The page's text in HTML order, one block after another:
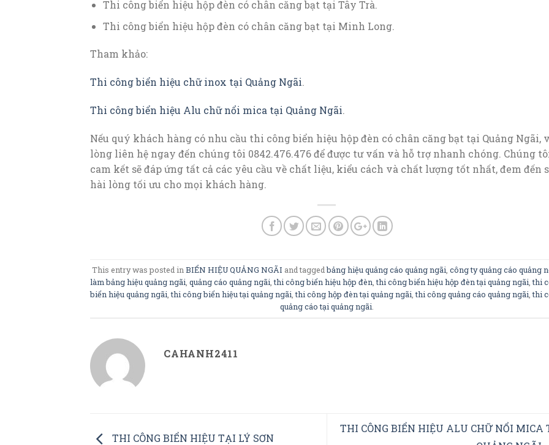
Thi công biển hiệu hộp đèn có chân căng bạt tại Tây Trà.
Thi công biển hiệu hộp đèn có chân căng bạt tại Minh Long.
Tham khảo:
Thi công biển hiệu chữ inox tại Quảng Ngãi.
Thi công biển hiệu Alu chữ nổi mica tại Quảng Ngãi.
Nếu quý khách hàng có nhu cầu thi công biển hiệu hộp đèn có chân căng bạt tại Quảng Ngãi,
lòng liên hệ ngay đến chúng tôi 0842.476.476 để được tư vấn và hỗ trợ nhanh chóng. Chúng
cam kết sẽ đáp ứng tất cả các yêu cầu về chất liệu, kiểu cách và chất lượng tốt nhất, đem đến
hài lòng tối ưu cho mọi khách hàng.
This entry was posted in BIỂN HIỆU QUẢNG NGÃI and taggedbảng hiệu quảng cáo quảng ngãi công ty quảng cáo quảng
làm bảng hiệu quảng ngãi ,quảng cáo quảng ngãi ,thi công biển hiệu hộp đèn ,thi công biển hiệu hộp đèn tại quảng ngãi ,thi
biển hiệu quảng ngãi ,thi công biển hiệu tại quảng ngãi ,thi công hộp đèn tại quảng ngãi ,thi công quảng cáo quảng ngãi ,thi
quảng cáo tại quảng ngãi
CAHANH2411
THI CÔNG BIỂN HIỆU TẠI LÝ SƠN
THI CÔNG BIỂN HIỆU ALU CHỮ NỔI MICA